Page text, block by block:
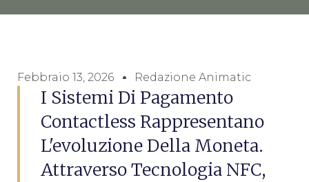
Febbraio 13, 2026 Redazione Animatic
I Sistemi Di Pagamento
Contactless Rappresentano
L'evoluzione Della Moneta.
Attraverso Tecnologia NFC,